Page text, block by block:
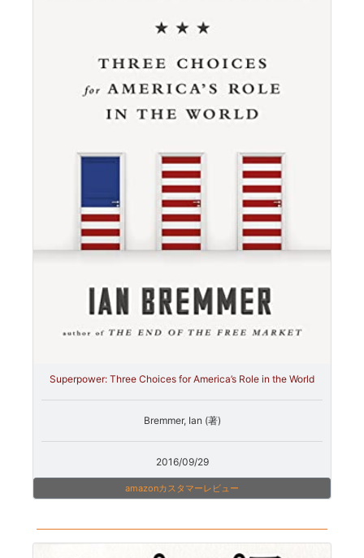
Superpower: Three Choices for America’s Role in the World
Bremmer, Ian (著)
2016/09/29
amazonカスタマーレビュー